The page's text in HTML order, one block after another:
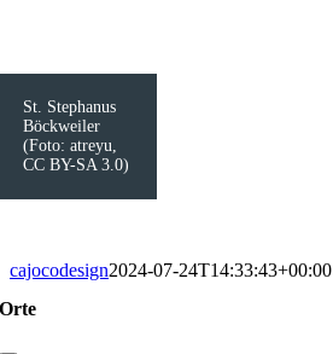
St. Stephanus
Böckweiler
(Foto: atreyu,
CC BY-SA 3.0)
cajocodesign2024-07-24T14:33:43+00:00
Orte